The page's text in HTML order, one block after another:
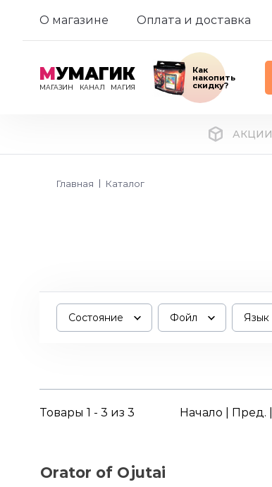
О магазине Оплата и доставка
МУМАГИК
МАГАЗИН КАНАЛ МАГИЯ
Как
накопить
скидку?
АКЦИИ
Главная Каталог
Состояние Фойл Язык
Товары 1 - 3 из 3 Начало | Пред. |
Orator of Ojutai